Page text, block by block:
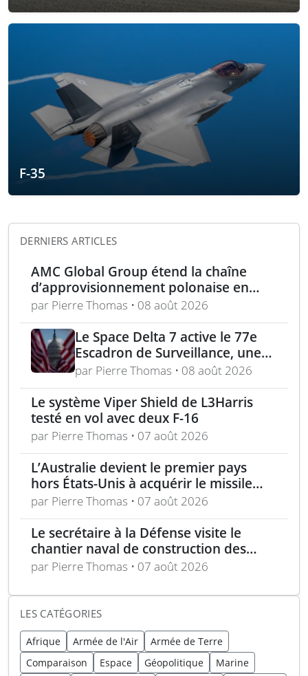
F-35
DERNIERS ARTICLES
AMC Global Group étend la chaîne
d’approvisionnement polonaise en
munitions de 155 mm
par Pierre Thomas • 08 août 2026
Le Space Delta 7 active le 77e
Escadron de Surveillance, une
nouvelle ère du suivi de cibles
spatiales
par Pierre Thomas • 08 août 2026
Le système Viper Shield de L3Harris
testé en vol avec deux F-16
par Pierre Thomas • 07 août 2026
L’Australie devient le premier pays
hors États-Unis à acquérir le missile
AIM-260 JATM
par Pierre Thomas • 07 août 2026
Le secrétaire à la Défense visite le
chantier naval de construction des
frégates Type 31 à Rosyth
par Pierre Thomas • 07 août 2026
LES CATÉGORIES
Afrique Armée de l'Air
Armée de Terre
Comparaison
Espace Géopolitique
Marine